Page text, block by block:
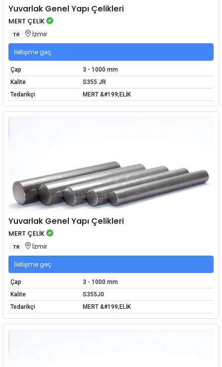
Yuvarlak Genel Yapı Çelikleri
MERT ÇELİK
TR İzmir
İletişime geç
Çap
3 - 1000 mm
Kalite
S355 JR
Tedarikçi
MERT &#199;ELİK
Yuvarlak Genel Yapı Çelikleri
MERT ÇELİK
TR İzmir
İletişime geç
Çap
3 - 1000 mm
Kalite
S355J0
Tedarikçi
MERT &#199;ELİK